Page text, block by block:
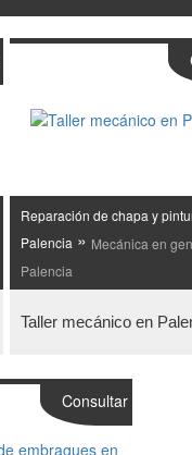
Reparación de chapa y
Palencia » Mecánica en
Palencia
Taller mecánico en
Consultar